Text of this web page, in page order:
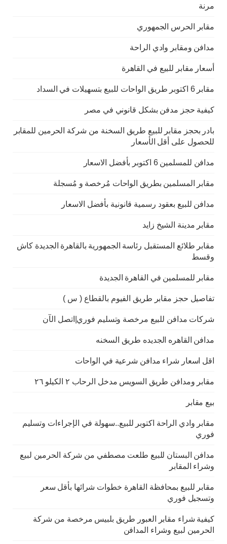
مرنة
مقابر الحرس الجمهوري
مدافن ومقابر وادي الراحة
أسعار مقابر للبيع في القاهرة
مقابر 6 اكتوبر طريق الواحات للبيع بتسهيلات في السداد
كيفية حجز مدفن بشكل قانوني في مصر
بادر بحجز مقابر للبيع طريق السخنة من شركة الحرمين للمقابر
للحصول على أقل الأسعار
مدافن للمسلمين 6 اكتوبر بأفضل الاسعار
مقابر المسلمين بطريق الواحات مُرخصة و مُسجلة
مدافن للبيع بعقود رسمية قانونية بأفضل الاسعار
مقابر مدينة الشيخ زايد
مقابر طلائع المستقبل رئاسة الجمهورية بالقاهرة الجديدة كاش
وقسط
مقابر للمسلمين في القاهرة الجديدة
تفاصيل حجز مقابر طريق الفيوم بالقطاع ( س )
شركات مدافن للبيع مرخصة وتسليم فوري|اتصل الآن
مدافن القاهره الجديده طريق السخنه
اقل اسعار شراء مدافن شرعية في الواحات
مقابر ومدافن طريق السويس مدخل الرحاب ٢ الكيلو ٢٦
بيع مقابر
مقابر وادي الراحة اكتوبر للبيع..سهولة في الإجراءات وتسليم
فوري
مدافن البستان للبيع طلعت مصطفي من شركة الحرمين لبيع
وشراء المقابر
مقابر للبيع بمحافظة القاهرة خطوات شرائها بأقل سعر
وتسجيل فوري
كيفية شراء مقابر العبور طريق بلبيس مرخصة من شركة
الحرمين لبيع وشراء المدافن